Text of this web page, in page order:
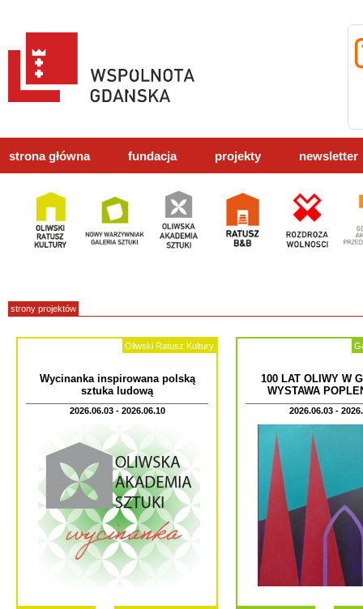
strona główna fundacja projekty newsletter
strony projektów
Oliwski Ratusz Kultury
Wycinanka inspirowana polską
sztuka ludową
2026.06.03 - 2026.06.10
100 LAT OLIWY W
WYSTAWA
2026.06.03 -